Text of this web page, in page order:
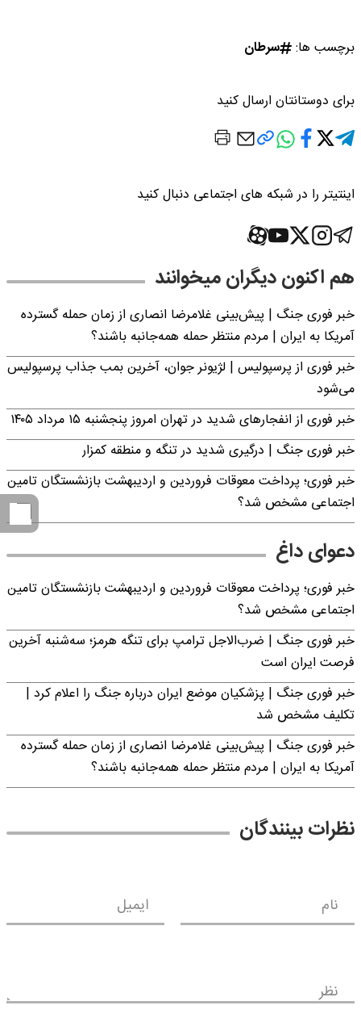
برچسب ها: سرطان
برای دوستانتان ارسال کنید
اینتیتر را در شبکه های اجتماعی دنبال کنید
هم اکنون دیگران میخوانند
خبر فوری جنگ | پیش‌بینی غلامرضا انصاری از زمان حمله گسترده
آمریکا به ایران | مردم منتظر حمله همه‌جانبه باشند؟
خبر فوری از پرسپولیس | لژیونر جوان، آخرین بمب جذاب پرسپولیس
می‌شود
خبر فوری از انفجارهای شدید در تهران امروز پنجشنبه ۱۵ مرداد ۱۴۰۵
خبر فوری جنگ | درگیری شدید در تنگه و منطقه کمزار
خبر فوری؛ پرداخت معوقات فروردین و اردیبهشت بازنشستگان تامین
اجتماعی مشخص شد؟
دعوای داغ
خبر فوری؛ پرداخت معوقات فروردین و اردیبهشت بازنشستگان تامین
اجتماعی مشخص شد؟
خبر فوری جنگ | ضرب‌الاجل ترامپ برای تنگه هرمز؛ سه‌شنبه آخرین
فرصت ایران است
خبر فوری جنگ | پزشکیان موضع ایران درباره جنگ را اعلام کرد |
تکلیف مشخص شد
خبر فوری جنگ | پیش‌بینی غلامرضا انصاری از زمان حمله گسترده
آمریکا به ایران | مردم منتظر حمله همه‌جانبه باشند؟
نظرات بینندگان
نام ایمیل
نظر